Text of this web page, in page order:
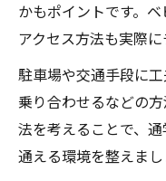
かもポイントです。
アクセス方法も実際
駐車場や交通手段に
乗り合わせるなどの
法を考えることで、
通える環境を整えまし